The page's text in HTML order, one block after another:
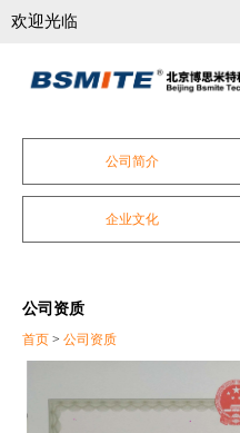
欢迎光临
公司简介
企业文化
公司资质
首页 > 公司资质